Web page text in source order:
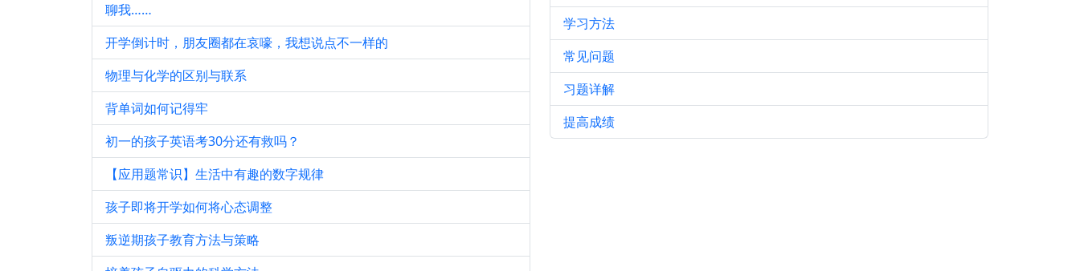
聊我……
开学倒计时，朋友圈都在哀嚎，我想说点不一样的
物理与化学的区别与联系
背单词如何记得牢
初一的孩子英语考30分还有救吗？
【应用题常识】生活中有趣的数字规律
孩子即将开学如何将心态调整
叛逆期孩子教育方法与策略
学习方法
常见问题
习题详解
提高成绩